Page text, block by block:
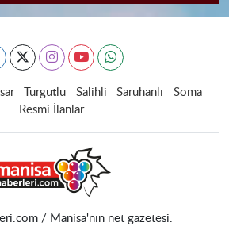
Turgutlu Salihli Saruhanlı
Soma
Resmi İlanlar
/ Manisa'nın net gazetesi.